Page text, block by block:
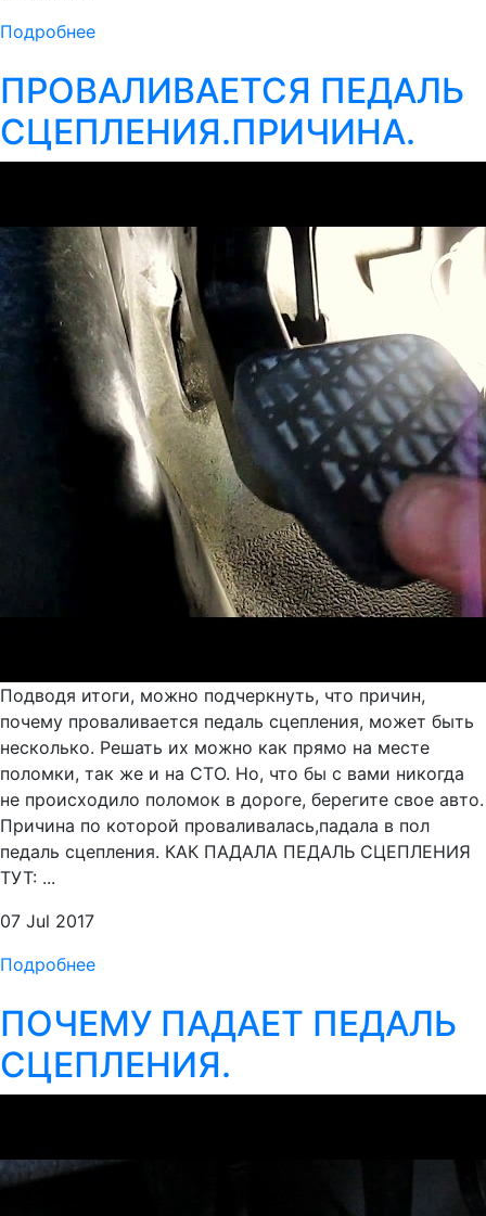
Подробнее
ПРОВАЛИВАЕТСЯ ПЕДАЛЬ
СЦЕПЛЕНИЯ.ПРИЧИНА.
Подводя итоги, можно подчеркнуть, что причин,
почему проваливается педаль сцепления, может быть
несколько. Решать их можно как прямо на месте
поломки, так же и на СТО. Но, что бы с вами никогда
не происходило поломок в дороге, берегите свое авто.
Причина по которой проваливалась,падала в пол
педаль сцепления. КАК ПАДАЛА ПЕДАЛЬ СЦЕПЛЕНИЯ
ТУТ: ...
07 Jul 2017
Подробнее
ПОЧЕМУ ПАДАЕТ ПЕДАЛЬ
СЦЕПЛЕНИЯ.